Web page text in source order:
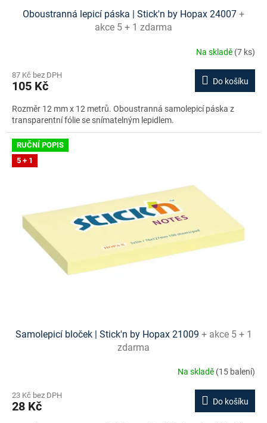
Oboustranná lepicí páska | Stick'n by Hopax 24007 +
akce 5 + 1 zdarma
Na skladě (7 ks)
87 Kč bez DPH
105 Kč Do košíku
Rozměr 12 mm x 12 metrů. Oboustranná samolepicí páska z
transparentní fólie se snímatelným lepidlem.
RUČNÍ POPIS
5 + 1
Samolepicí bloček | Stick'n by Hopax 21009 + akce 5 + 1
zdarma
Na skladě (15 balení)
23 Kč bez DPH
28 Kč Do košíku